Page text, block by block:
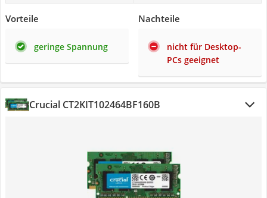
Vorteile
geringe Spannung
Nachteile
nicht für Desktop-
PCs geeignet
Crucial CT2KIT102464BF160B